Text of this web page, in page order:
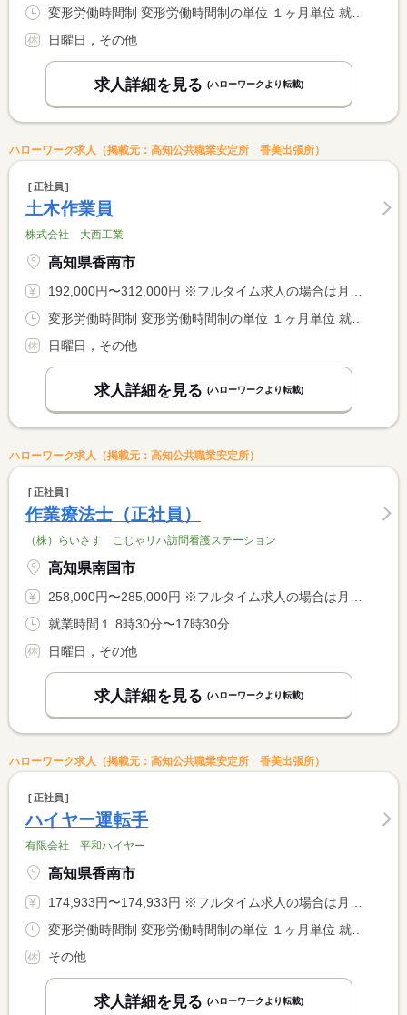
日曜日，その他
求人詳細を見る (ハローワークより転載)
ハローワーク求人（掲載元：高知公共職業安定所 香美出張所）
正社員
土木作業員
株式会社 大西工業
高知県香南市
192,000円〜312,000円 ※フルタイム求人の場合は月額（換算額）、パート求人の場合は時間額を表示しています。
日曜日，その他
求人詳細を見る (ハローワークより転載)
ハローワーク求人（掲載元：高知公共職業安定所）
正社員
作業療法士（正社員）
（株）らいさす こじゃリハ訪問看護ステーション
高知県南国市
258,000円〜285,000円 ※フルタイム求人の場合は月額（換算額）、パート求人の場合は時間額を表示しています。
就業時間１ 8時30分〜17時30分
日曜日，その他
求人詳細を見る (ハローワークより転載)
ハローワーク求人（掲載元：高知公共職業安定所 香美出張所）
正社員
ハイヤー運転手
有限会社 平和ハイヤー
高知県香南市
174,933円〜174,933円 ※フルタイム求人の場合は月額（換算額）、パート求人の場合は時間額を表示しています。
その他
求人詳細を見る (ハローワークより転載)